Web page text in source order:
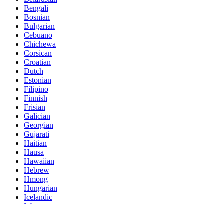
Bengali
Bosnian
Bulgarian
Cebuano
Chichewa
Corsican
Croatian
Dutch
Estonian
Filipino
Finnish
Frisian
Galician
Georgian
Gujarati
Haitian
Hausa
Hawaiian
Hebrew
Hmong
Hungarian
Icelandic